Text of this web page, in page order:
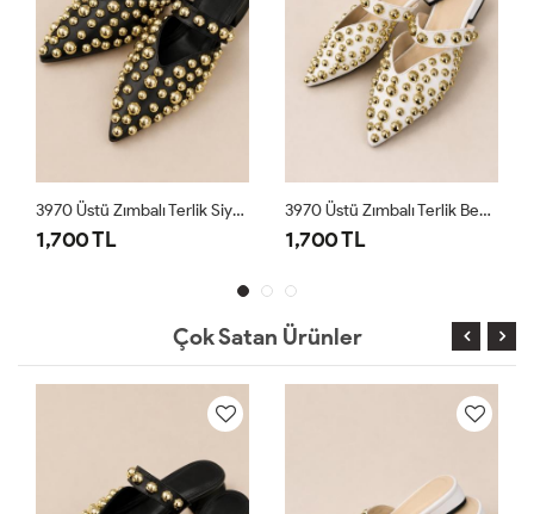
3970 Üstü Zımbalı Terlik Siyah
1,700 TL
3970 Üstü Zımbalı Terlik Beyaz
1,700 TL
Çok Satan Ürünler